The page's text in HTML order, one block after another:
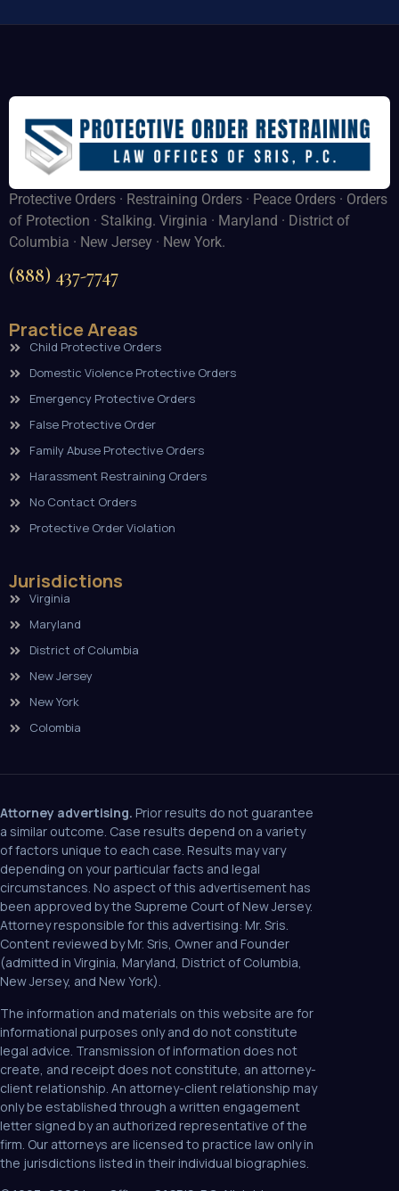
Protective Orders · Restraining Orders · Peace Orders · Orders
of Protection · Stalking. Virginia · Maryland · District of
Columbia · New Jersey · New York.
(888) 437-7747
Practice Areas
Child Protective Orders
Domestic Violence Protective Orders
Emergency Protective Orders
False Protective Order
Family Abuse Protective Orders
Harassment Restraining Orders
No Contact Orders
Protective Order Violation
Jurisdictions
Virginia
Maryland
District of Columbia
New Jersey
New York
Colombia
Attorney advertising. Prior results do not guarantee
a similar outcome. Case results depend on a variety
of factors unique to each case. Results may vary
depending on your particular facts and legal
circumstances. No aspect of this advertisement has
been approved by the Supreme Court of New Jersey.
Attorney responsible for this advertising: Mr. Sris.
Content reviewed by Mr. Sris, Owner and Founder
(admitted in Virginia, Maryland, District of Columbia,
New Jersey, and New York).
The information and materials on this website are for
informational purposes only and do not constitute
legal advice. Transmission of information does not
create, and receipt does not constitute, an attorney-
client relationship. An attorney-client relationship may
only be established through a written engagement
letter signed by an authorized representative of the
firm. Our attorneys are licensed to practice law only in
the jurisdictions listed in their individual biographies.